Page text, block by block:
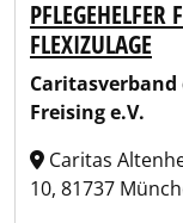
FLEXIZULAGE
Caritasverband
Freising e.V.
Caritas
10, 81737